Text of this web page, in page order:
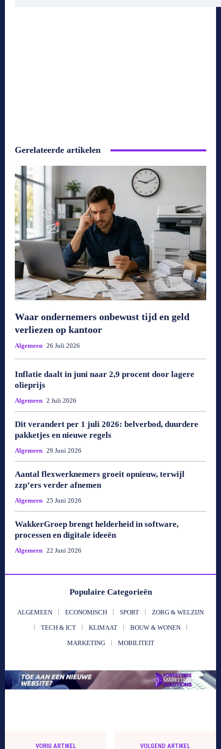
Gerelateerde artikelen
Waar ondernemers onbewust tijd en geld
verliezen op kantoor
Algemeen 26 Juli 2026
Inflatie daalt in juni naar 2,9 procent door lagere
olieprijs
Algemeen 2 Juli 2026
Dit verandert per 1 juli 2026: belverbod, duurdere
pakketjes en nieuwe regels
Algemeen 29 Juni 2026
Aantal flexwerknemers groeit opnieuw, terwijl
zzp’ers verder afnemen
Algemeen 25 Juni 2026
WakkerGroep brengt helderheid in software,
processen en digitale ideeën
Algemeen 22 Juni 2026
Populaire Categorieën
ALGEMEEN ECONOMISCH SPORT ZORG & WELZIJN
TECH & ICT KLIMAAT BOUW & WONEN
MARKETING MOBILITEIT
VORIG ARTIKEL VOLGEND ARTIKEL